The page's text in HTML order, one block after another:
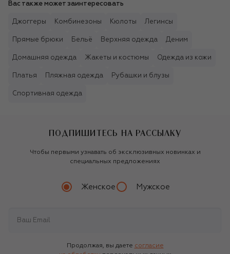
Вас также может заинтересовать
Джоггеры Комбинезоны Кюлоты Легинсы
Прямые брюки Бельё Верхняя одежда Деним
Домашняя одежда Жакеты и костюмы Одежда из кожи
Платья Пляжная одежда Рубашки и блузы
Спортивная одежда
ПОДПИШИТЕСЬ НА РАССЫЛКУ
Чтобы первыми узнавать об эксклюзивных новинках и
специальных предложениях
Женское Мужское
Продолжая, вы даете согласие